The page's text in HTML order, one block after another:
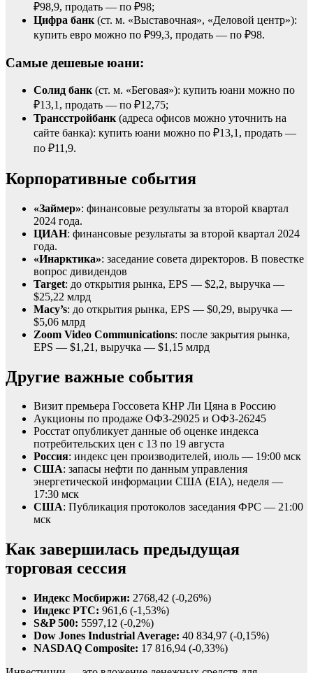
₽98,9, продать — по ₽98;
Цифра банк (ст. м. «Выставочная», «Деловой центр»):
купить евро можно по ₽99,3, продать — по ₽98.
Самые дешевые юани:
Солид банк (ст. м. «Беговая»): купить юани можно по
₽13,1, продать — по ₽12,75;
Трансстройбанк (адреса офисов можно уточнить на
сайте банка): купить юани можно по ₽13,1, продать —
по ₽11,9.
Корпоративные события
«Займер»: финансовые результаты за второй квартал
2024 года.
ЦИАН: финансовые результаты за второй квартал 2024
года.
«Инарктика»: заседание совета директоров. В повестке
вопрос дивидендов
Target: до открытия рынка, EPS — $2,2, выручка —
$25,22 млрд
Macy’s: до открытия рынка, EPS — $0,29, выручка —
$5,06 млрд
Zoom Video Communications: после закрытия рынка,
EPS — $1,21, выручка — $1,15 млрд
Другие важные события
Визит премьера Госсовета КНР Ли Цяна в Россию
Аукционы по продаже ОФЗ-29025 и ОФЗ-26245
Росстат опубликует данные об оценке индекса
потребительских цен с 13 по 19 августа
Россия: индекс цен производителей, июль — 19:00 мск
США: запасы нефти по данным управления
энергетической информации США (EIA), неделя —
17:30 мск
США: Публикация протоколов заседания ФРС — 21:00
мск
Как завершилась предыдущая
торговая сессия
Индекс Мосбиржи: 2768,42 (-0,26%)
Индекс РТС: 961,6 (-1,53%)
S&P 500: 5597,12 (-0,2%)
Dow Jones Industrial Average: 40 834,97 (-0,15%)
NASDAQ Composite: 17 816,94 (-0,33%)